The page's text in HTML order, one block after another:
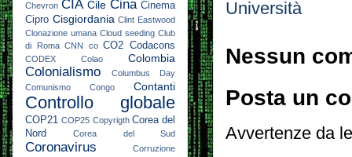
Università
Nessun
Posta un
Avvertenze da
Chevron CIA Cile Cina Cinema
Cipro Cisgiordania Clint Eastwood
Clonazione umana Cloud seeding Club
di Roma CNN co CO2 Codacons
CODEX Colao Colombia
Colonialismo
Columbus Day
Comunismo
Congo Contanti
Controllo globale
COP21 COP25 Copyrigth Corea del
Nord
Corea del Sud
Coronavirus
Corruzione